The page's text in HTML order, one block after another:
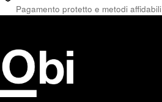
Pagamento protetto e metodi affidabili